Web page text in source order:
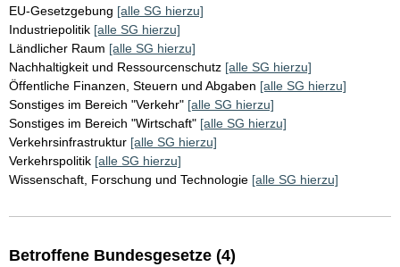
EU-Gesetzgebung [alle SG hierzu]
Industriepolitik [alle SG hierzu]
Ländlicher Raum [alle SG hierzu]
Nachhaltigkeit und Ressourcenschutz [alle SG hierzu]
Öffentliche Finanzen, Steuern und Abgaben [alle SG hierzu]
Sonstiges im Bereich "Verkehr" [alle SG hierzu]
Sonstiges im Bereich "Wirtschaft" [alle SG hierzu]
Verkehrsinfrastruktur [alle SG hierzu]
Verkehrspolitik [alle SG hierzu]
Wissenschaft, Forschung und Technologie [alle SG hierzu]
Betroffene Bundesgesetze (4)